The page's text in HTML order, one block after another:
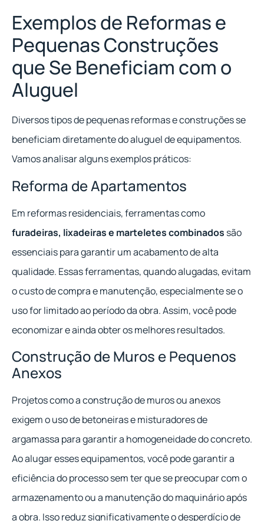
Exemplos de Reformas e
Pequenas Construções
que Se Beneficiam com o
Aluguel
Diversos tipos de pequenas reformas e construções se
beneficiam diretamente do aluguel de equipamentos.
Vamos analisar alguns exemplos práticos:
Reforma de Apartamentos
Em reformas residenciais, ferramentas como
furadeiras, lixadeiras e marteletes combinados são
essenciais para garantir um acabamento de alta
qualidade. Essas ferramentas, quando alugadas, evitam
o custo de compra e manutenção, especialmente se o
uso for limitado ao período da obra. Assim, você pode
economizar e ainda obter os melhores resultados.
Construção de Muros e Pequenos
Anexos
Projetos como a construção de muros ou anexos
exigem o uso de betoneiras e misturadores de
argamassa para garantir a homogeneidade do concreto.
Ao alugar esses equipamentos, você pode garantir a
eficiência do processo sem ter que se preocupar com o
armazenamento ou a manutenção do maquinário após
a obra. Isso reduz significativamente o desperdício de